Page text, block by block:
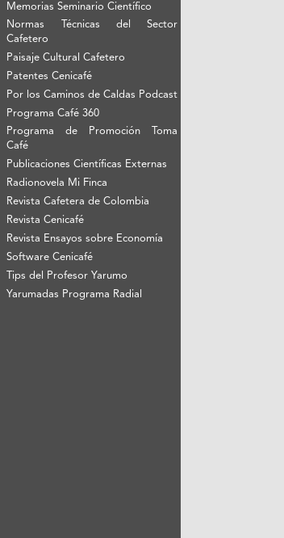
Memorias Seminario Científico
Normas Técnicas del Sector
Cafetero
Paisaje Cultural Cafetero
Patentes Cenicafé
Por los Caminos de Caldas Podcast
Programa Café 360
Programa de Promoción Toma
Café
Publicaciones Científicas Externas
Radionovela Mi Finca
Revista Cafetera de Colombia
Revista Cenicafé
Revista Ensayos sobre Economía
Software Cenicafé
Tips del Profesor Yarumo
Yarumadas Programa Radial